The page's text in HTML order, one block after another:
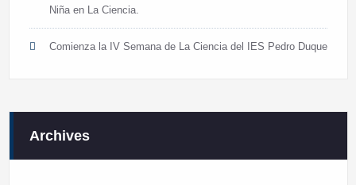
Niña en La Ciencia.
Comienza la IV Semana de La Ciencia del IES Pedro Duque
Archives